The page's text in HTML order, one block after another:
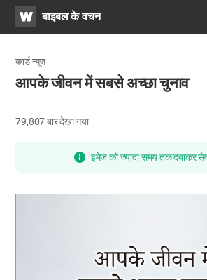
WATVबाइबल के वचन
कार्ड न्यूज
आपके जीवन में सबसे अच्छा चुनाव
79,807बार देखा गया
इमेज को ज्यादा समय तक दबाकर